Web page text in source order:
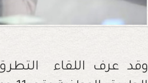
وقد عرف اللقاء